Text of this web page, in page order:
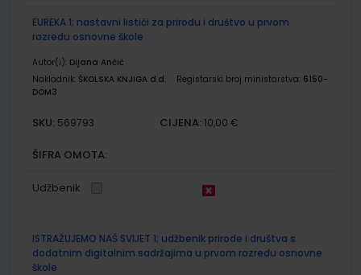
EUREKA 1; nastavni listići za prirodu i društvo u prvom
razredu osnovne škole
Autor(i): Dijana Ančić
Nakladnik: ŠKOLSKA KNJIGA d.d. Registarski broj ministarstva: 6150-
DOM3
SKU: 569793 CIJENA: 10,00 €
ŠIFRA OMOTA:
Udžbenik
ISTRAŽUJEMO NAŠ SVIJET 1; udžbenik prirode i društva s
dodatnim digitalnim sadržajima u prvom razredu osnovne
škole